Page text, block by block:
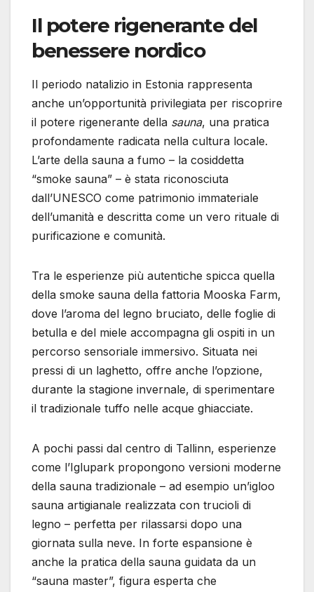
Il potere rigenerante del
benessere nordico
Il periodo natalizio in Estonia rappresenta
anche un’opportunità privilegiata per riscoprire
il potere rigenerante della sauna, una pratica
profondamente radicata nella cultura locale.
L’arte della sauna a fumo – la cosiddetta
“smoke sauna” – è stata riconosciuta
dall’UNESCO come patrimonio immateriale
dell’umanità e descritta come un vero rituale di
purificazione e comunità.
Tra le esperienze più autentiche spicca quella
della smoke sauna della fattoria Mooska Farm,
dove l’aroma del legno bruciato, delle foglie di
betulla e del miele accompagna gli ospiti in un
percorso sensoriale immersivo. Situata nei
pressi di un laghetto, offre anche l’opzione,
durante la stagione invernale, di sperimentare
il tradizionale tuffo nelle acque ghiacciate.
A pochi passi dal centro di Tallinn, esperienze
come l’Iglupark propongono versioni moderne
della sauna tradizionale – ad esempio un’igloo
sauna artigianale realizzata con trucioli di
legno – perfetta per rilassarsi dopo una
giornata sulla neve. In forte espansione è
anche la pratica della sauna guidata da un
“sauna master”, figura esperta che